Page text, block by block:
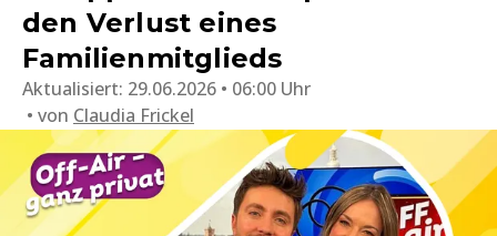
den Verlust eines
Familienmitglieds
Aktualisiert: 29.06.2026 • 06:00 Uhr
von Claudia Frickel